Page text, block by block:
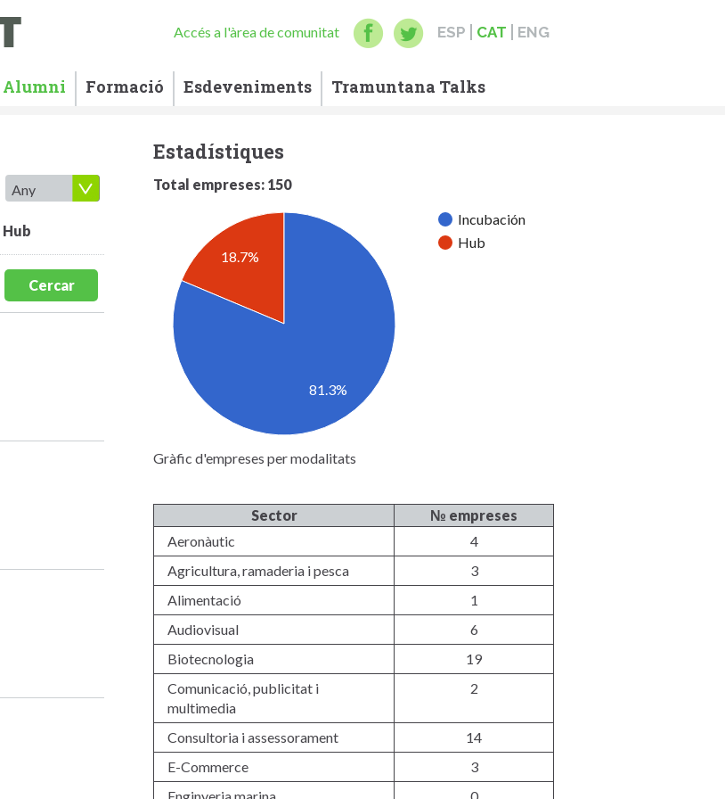
Accés a l'àrea de comunitat ESP CAT ENG
Alumni Formació Esdeveniments Tramuntana Talks
Hub
Cercar
Estadístiques
Total empreses: 150
Incubación
Hub
18.7%
81.3%
Gràfic d'empreses per modalitats
Sector
№ empreses
Aeronàutic
4
Agricultura, ramaderia i pesca
3
Alimentació
1
Audiovisual
6
Biotecnologia
19
Comunicació, publicitat i
multimedia
2
Consultoria i assessorament
14
E-Commerce
3